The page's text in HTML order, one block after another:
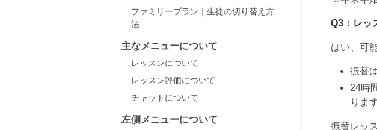
ファミリープラン｜生徒の切り替え方
法
主なメニューについて
レッスンについて
レッスン評価について
チャットについて
左側メニューについて